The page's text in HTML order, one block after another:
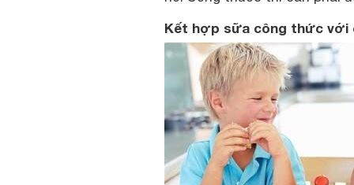
Kết hợp sữa công thức với